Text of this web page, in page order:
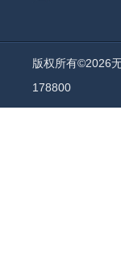
版权所有©2026
178800